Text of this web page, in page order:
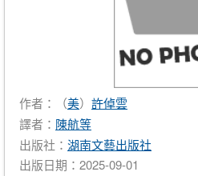
作者：（美） 許倬雲
譯者： 陳航等
出版社： 湖南文藝出版社
出版日期：2025-09-01